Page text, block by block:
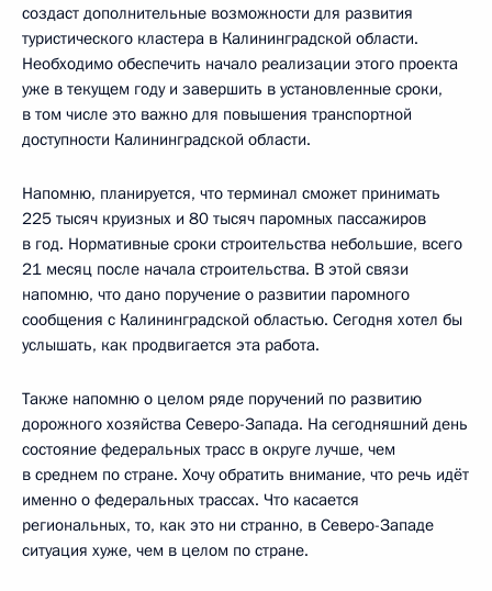
создаст дополнительные возможности для развития
туристического кластера в Калининградской области.
Необходимо обеспечить начало реализации этого проекта
уже в текущем году и завершить в установленные сроки,
в том числе это важно для повышения транспортной
доступности Калининградской области.
Напомню, планируется, что терминал сможет принимать
225 тысяч круизных и 80 тысяч паромных пассажиров
в год. Нормативные сроки строительства небольшие, всего
21 месяц после начала строительства. В этой связи
напомню, что дано поручение о развитии паромного
сообщения с Калининградской областью. Сегодня хотел бы
услышать, как продвигается эта работа.
Также напомню о целом ряде поручений по развитию
дорожного хозяйства Северо-Запада. На сегодняшний день
состояние федеральных трасс в округе лучше, чем
в среднем по стране. Хочу обратить внимание, что речь идёт
именно о федеральных трассах. Что касается
региональных, то, как это ни странно, в Северо-Западе
ситуация хуже, чем в целом по стране.